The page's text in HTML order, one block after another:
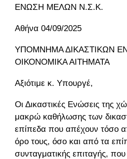
ΕΝΩΣΗ ΜΕΛΩΝ Ν.Σ.Κ.
Αθήνα 04/09/2025
ΥΠΟΜΝΗΜΑ ΔΙΚΑΣΤΙΚΩΝ
ΟΙΚΟΝΟΜΙΚΑ ΑΙΤΗΜΑΤΑ
Αξιότιμε κ. Υπουργέ,
Οι Δικαστικές Ενώσεις της
μακρώ καθήλωσης των
επίπεδα που απέχουν τόσο
όρο τους, όσο και από τα
συνταγματικής επιταγής,